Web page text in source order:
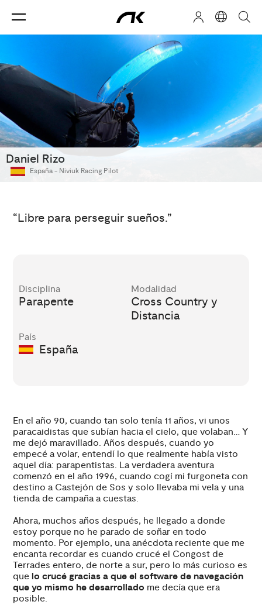
Daniel Rizo
España - Niviuk Racing Pilot
“Libre para perseguir sueños.”
Disciplina
Parapente
Modalidad
Cross Country y
Distancia
País
España
En el año 90, cuando tan solo tenía 11 años, vi unos
paracaidistas que subían hacia el cielo, que volaban… Y
me dejó maravillado. Años después, cuando yo
empecé a volar, entendí lo que realmente había visto
aquel día: parapentistas. La verdadera aventura
comenzó en el año 1996, cuando cogí mi furgoneta con
destino a Castejón de Sos y solo llevaba mi vela y una
tienda de campaña a cuestas.
Ahora, muchos años después, he llegado a donde
estoy porque no he parado de soñar en todo
momento. Por ejemplo, una anécdota reciente que me
encanta recordar es cuando crucé el Congost de
Terrades entero, de norte a sur, pero lo más curioso es
que lo crucé gracias a que el software de navegación
que yo mismo he desarrollado me decía que era
posible.